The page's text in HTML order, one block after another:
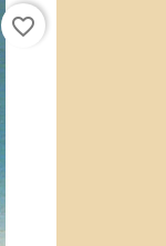
favorite_border